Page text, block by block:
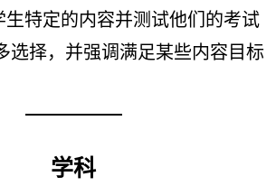
生特定的内容并测试他们的考试
选择，并强调满足某些内容目标
学科